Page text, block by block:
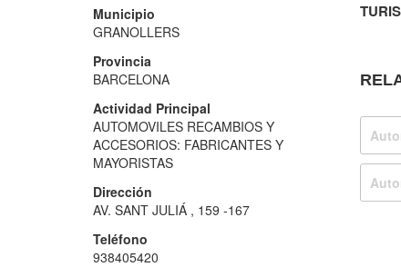
Municipio
GRANOLLERS
Provincia
BARCELONA
Actividad Principal
AUTOMOVILES RECAMBIOS Y
ACCESORIOS: FABRICANTES Y
MAYORISTAS
Dirección
AV. SANT JULIÁ , 159 -167
Teléfono
938405420